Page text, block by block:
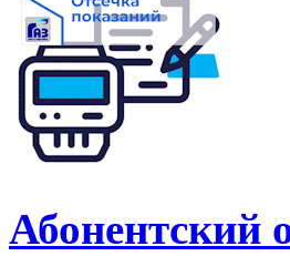
Абонентский